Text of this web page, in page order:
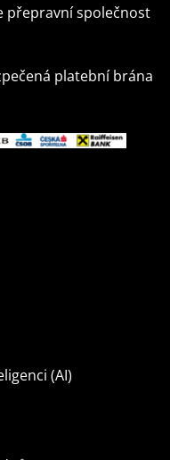
přepravní společnost
platební brána
(AI)